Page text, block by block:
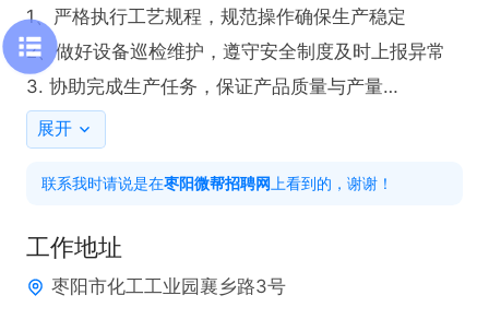
1、严格执行工艺规程，规范操作确保生产稳定
2、做好设备巡检维护，遵守安全制度及时上报异常
3. 协助完成生产任务，保证产品质量与产量
                   夜班 18：30--7：00
福利待遇：包吃，包住
展开
联系我时请说是在枣阳微帮招聘网 上看到的，谢谢！
工作地址
枣阳市化工工业园襄乡路3号